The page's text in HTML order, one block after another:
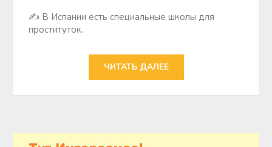
✍ В Испании есть специальные школы для
проституток.
ЧИТАТЬ ДАЛЕЕ